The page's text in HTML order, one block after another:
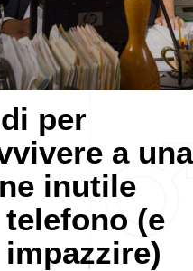
per
a una
inutile
telefono (e